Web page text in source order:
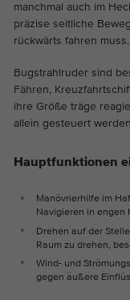
manchmal auch im
präzise seitliche
rückwärts fahren muss.
Bugstrahlruder sind
Fähren,
ihre Größe träge
allein gesteuert
Hauptfunktionen
Manövrierhilfe im
Navigieren in engen
Drehen auf der
Raum zu drehen,
Wind- und
gegen äußere